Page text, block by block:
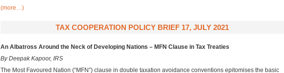
(more…)
TAX COOPERATION POLICY BRIEF 17, JULY 2021
An Albatross Around the Neck of Developing Nations – MFN Clause in Tax Treaties
By Deepak Kapoor, IRS
The Most Favoured Nation (“MFN”) clause in double taxation avoidance conventions epitomises the basic